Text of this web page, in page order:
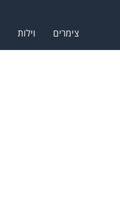
צימרים וילות